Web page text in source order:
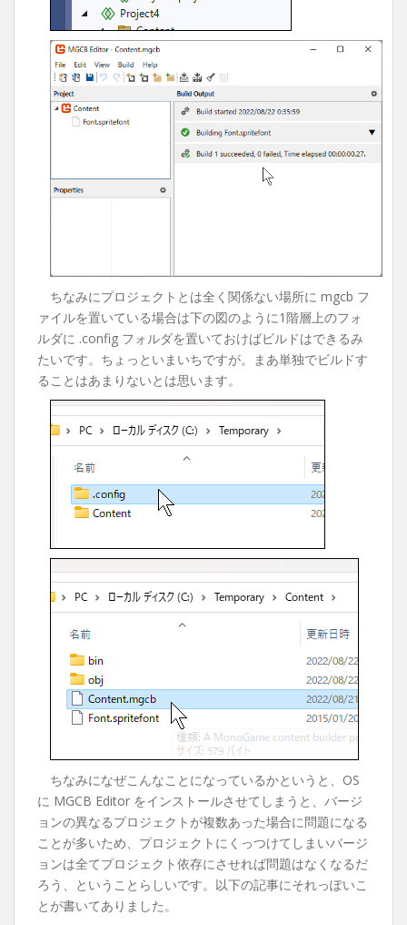
ちなみにプロジェクトとは全く関係ない場所に mgcb フ
ァイルを置いている場合は下の図のように1階層上のフォ
ルダに .config フォルダを置いておけばビルドはできるみ
たいです。ちょっといまいちですが。まあ単独でビルドす
ることはあまりないとは思います。
ちなみになぜこんなことになっているかというと、OS
に MGCB Editor をインストールさせてしまうと、バージ
ョンの異なるプロジェクトが複数あった場合に問題になる
ことが多いため、プロジェクトにくっつけてしまいバージ
ョンは全てプロジェクト依存にさせれば問題はなくなるだ
ろう、ということらしいです。以下の記事にそれっぽいこ
とが書いてありました。